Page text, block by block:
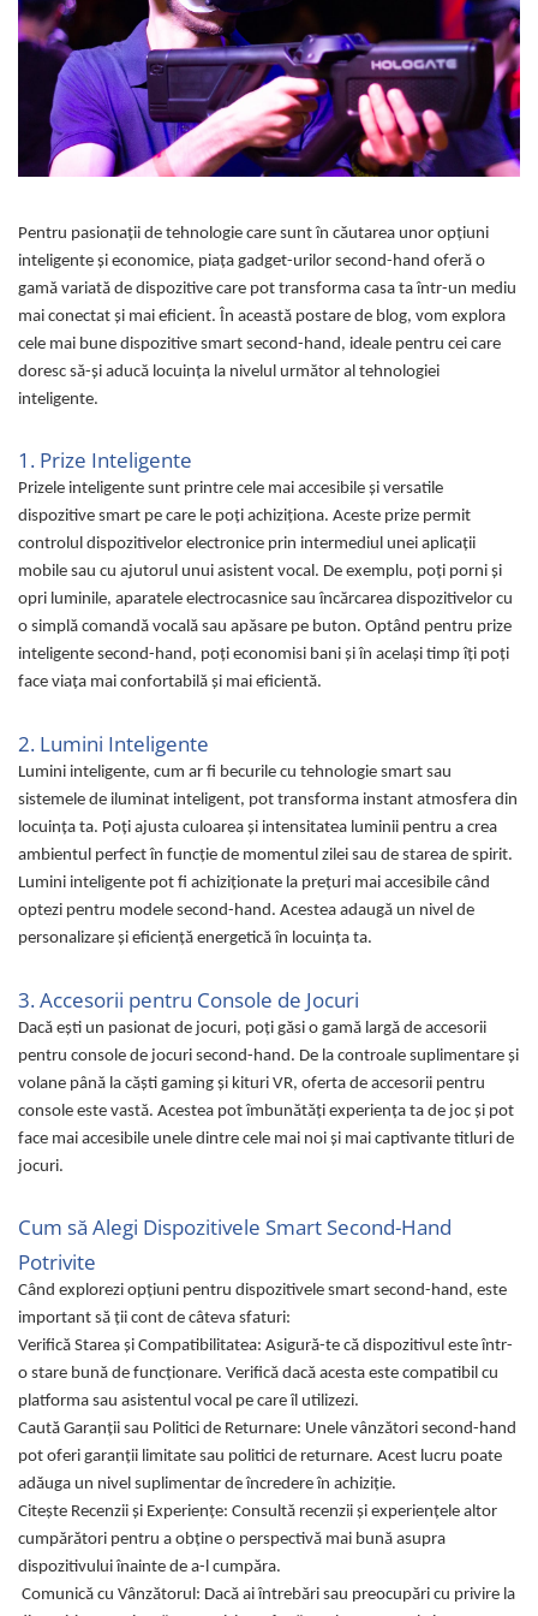
Curatenie si intretinere
Decoratiuni
Gradinarit
Hobby-uri creative
Iluminat & Electrice
Jaluzele
Mobila dormitor
Mobila gradina & terasa
Mobila Living & Dining
Organizare si depozitare
Rafturi
Sanitare
Silicon, spume si solutii tehnice
Sisteme Incalzire
Textile si covoare
Uscatoare rufe
Utilaje si materiale de constructii
Laptop, Tablete & Telefoane
Accesorii tablete
Laptopuri si Accesorii
Wearable & Gadgeturi
Electrocasnice & Climatizare
Accesorii si piese masini spalat
rufe si uscatoare
Accesorii si piese masini spalat
vase
Aparate Frigorifice
Aragaze si cuptoare cu microunde
Climatizare & sisteme de incalzire
Electrocasnice pentru Bucatarie
Fiare de calcat si masini de cusut
Purificatoare de aer
Bijuterii
Ceasuri barbatesti
Ceasuri dama
Cutii, curele si accesorii ceasuri
Genti si accesorii barbati
Genti si accesorii femei
Imbracaminte barbati
Imbracaminte femei
Imbracaminte si Incaltaminte copii
Incaltaminte barbati
Incaltaminte femei
Ochelari de soare
Ochelari de vedere
Pentru pasionații de tehnologie care sunt în căutarea unor opțiuni
inteligente și economice, piața gadget-urilor second-hand oferă o
gamă variată de dispozitive care pot transforma casa ta într-un mediu
mai conectat și mai eficient. În această postare de blog, vom explora
cele mai bune dispozitive smart second-hand, ideale pentru cei care
doresc să-și aducă locuința la nivelul următor al tehnologiei
inteligente.
1. Prize Inteligente
Prizele inteligente sunt printre cele mai accesibile și versatile
dispozitive smart pe care le poți achiziționa. Aceste prize permit
controlul dispozitivelor electronice prin intermediul unei aplicații
mobile sau cu ajutorul unui asistent vocal. De exemplu, poți porni și
opri luminile, aparatele electrocasnice sau încărcarea dispozitivelor cu
o simplă comandă vocală sau apăsare pe buton. Optând pentru prize
inteligente second-hand, poți economisi bani și în același timp îți poți
face viața mai confortabilă și mai eficientă.
2. Lumini Inteligente
Lumini inteligente, cum ar fi becurile cu tehnologie smart sau
sistemele de iluminat inteligent, pot transforma instant atmosfera din
locuința ta. Poți ajusta culoarea și intensitatea luminii pentru a crea
ambientul perfect în funcție de momentul zilei sau de starea de spirit.
Lumini inteligente pot fi achiziționate la prețuri mai accesibile când
optezi pentru modele second-hand. Acestea adaugă un nivel de
personalizare și eficiență energetică în locuința ta.
3. Accesorii pentru Console de Jocuri
Dacă ești un pasionat de jocuri, poți găsi o gamă largă de accesorii
pentru console de jocuri second-hand. De la controale suplimentare și
volane până la căști gaming și kituri VR, oferta de accesorii pentru
console este vastă. Acestea pot îmbunătăți experiența ta de joc și pot
face mai accesibile unele dintre cele mai noi și mai captivante titluri de
jocuri.
Cum să Alegi Dispozitivele Smart Second-Hand
Potrivite
Când explorezi opțiuni pentru dispozitivele smart second-hand, este
important să ții cont de câteva sfaturi:
Verifică Starea și Compatibilitatea: Asigură-te că dispozitivul este într-
o stare bună de funcționare. Verifică dacă acesta este compatibil cu
platforma sau asistentul vocal pe care îl utilizezi.
Caută Garanții sau Politici de Returnare: Unele vânzători second-hand
pot oferi garanții limitate sau politici de returnare. Acest lucru poate
adăuga un nivel suplimentar de încredere în achiziție.
Citește Recenzii și Experiențe: Consultă recenzii și experiențele altor
cumpărători pentru a obține o perspectivă mai bună asupra
dispozitivului înainte de a-l cumpăra.
Comunică cu Vânzătorul: Dacă ai întrebări sau preocupări cu privire la